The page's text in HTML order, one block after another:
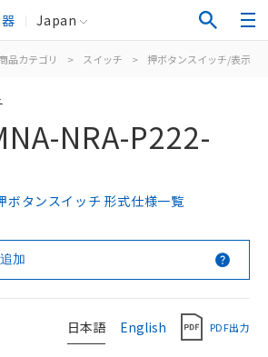
Japan
商品カテゴリ > スイッチ > 押ボタンスイッチ/表示灯
NRA-P222-
ボタンスイッチ 形式仕様一覧
加
日本語 English PDF出力